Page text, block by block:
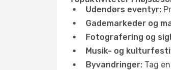
Udendørs eventyr:
Gademarkeder og
Fotografering og
Musik- og
Byvandringer: Tag